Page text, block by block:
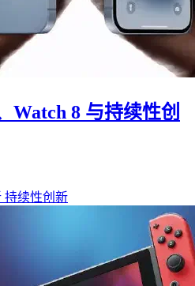
Watch 8 与持续性创
持续性创新